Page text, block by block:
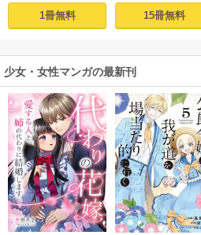
が、嫁ぎ先の皇帝
陛下に溺愛されて
シーモア限定版】
1冊無料
される―【マイク
ロ】 1
15冊無料
少女・女性マンガの最新刊